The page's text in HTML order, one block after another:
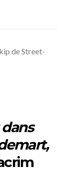
de Street-
dans